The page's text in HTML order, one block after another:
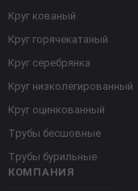
КОМПАНИЯ
Круг кованый
Круг горячекатаный
Круг серебрянка
Круг низколегированный
Круг оцинкованный
Трубы бесшовные
Трубы бурильные